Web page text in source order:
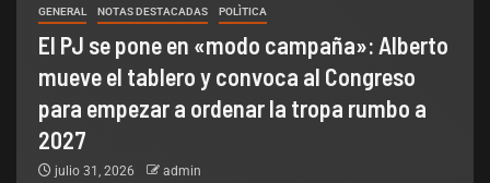
GENERAL NOTAS DESTACADAS POLÌTICA
El PJ se pone en «modo campaña»: Alberto
mueve el tablero y convoca al Congreso
para empezar a ordenar la tropa rumbo a
2027
julio 31, 2026 admin